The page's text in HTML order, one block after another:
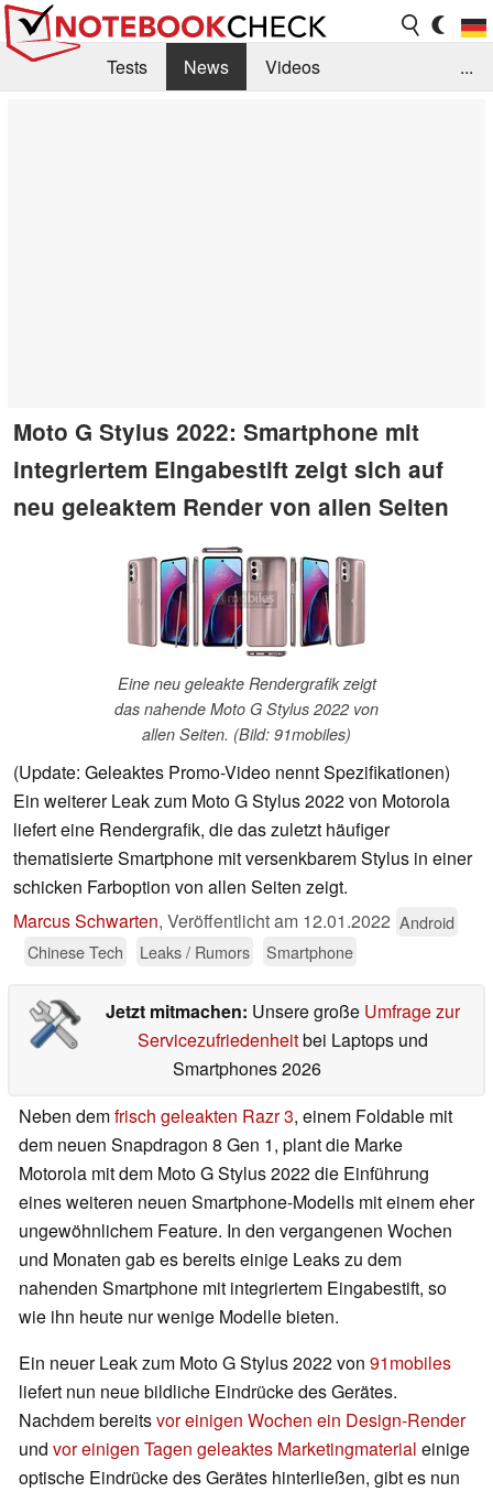
Tests News
Videos
...
Moto G Stylus 2022: Smartphone mit
integriertem Eingabestift zeigt sich auf
neu geleaktem Render von allen Seiten
Eine neu geleakte Rendergrafik zeigt
das nahende Moto G Stylus 2022 von
allen Seiten. (Bild: 91mobiles)
(Update: Geleaktes Promo-Video nennt Spezifikationen)
Ein weiterer Leak zum Moto G Stylus 2022 von Motorola
liefert eine Rendergrafik, die das zuletzt häufiger
thematisierte Smartphone mit versenkbarem Stylus in einer
schicken Farboption von allen Seiten zeigt.
Marcus Schwarten, Veröffentlicht am 12.01.2022 Android
Chinese Tech
Leaks / Rumors Smartphone
Jetzt mitmachen: Unsere große Umfrage zur
Servicezufriedenheitbei Laptops und
Smartphones 2026
Neben demfrisch geleakten Razr 3, einem Foldable mit
dem neuen Snapdragon 8 Gen 1, plant die Marke
Motorola mit dem Moto G Stylus 2022 die Einführung
eines weiteren neuen Smartphone-Modells mit einem eher
ungewöhnlichem Feature. In den vergangenen Wochen
und Monaten gab es bereits einige Leaks zu dem
nahenden Smartphone mit integriertem Eingabestift, so
wie ihn heute nur wenige Modelle bieten.
Ein neuer Leak zum Moto G Stylus 2022 von 91mobiles
liefert nun neue bildliche Eindrücke des Gerätes.
Nachdem bereitsvor einigen Wochen ein Design-Render
und vor einigen Tagen geleaktes Marketingmaterial einige
optische Eindrücke des Gerätes hinterließen, gibt es nun